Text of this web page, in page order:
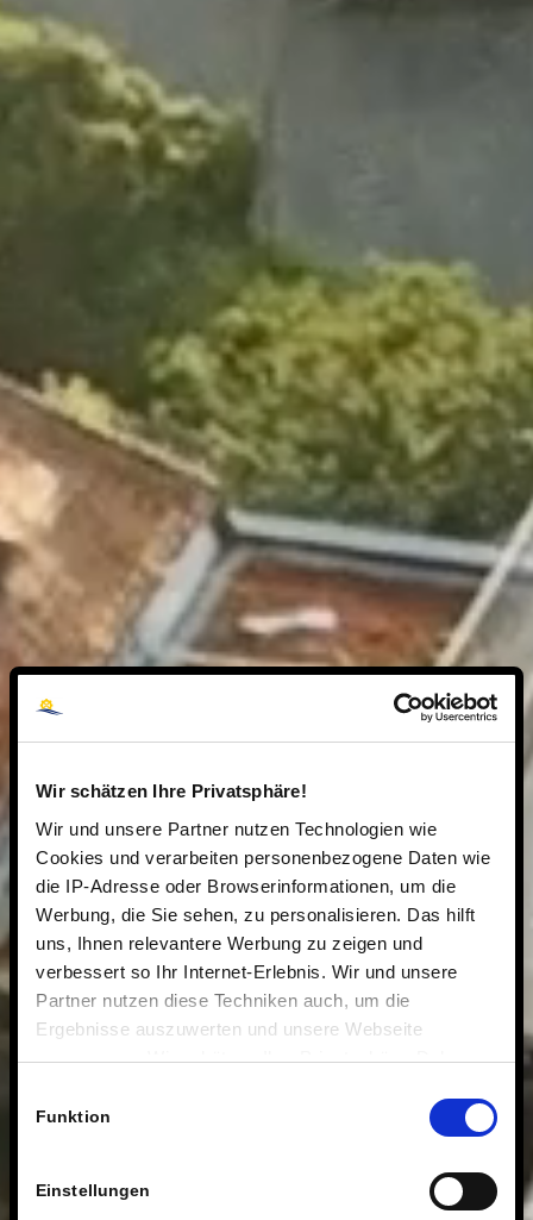
Wir schätzen Ihre Privatsphäre!
Wir und unsere Partner nutzen Technologien wie
Cookies und verarbeiten personenbezogene Daten wie
die IP-Adresse oder Browserinformationen, um die
Werbung, die Sie sehen, zu personalisieren. Das hilft
uns, Ihnen relevantere Werbung zu zeigen und
verbessert so Ihr Internet-Erlebnis. Wir und unsere
Partner nutzen diese Techniken auch, um die
Ergebnisse auszuwerten und unsere Webseite
anzupassen. Wir schätzen Ihre Privatsphäre. Daher
Technologien.
Funktion
Einstellungen